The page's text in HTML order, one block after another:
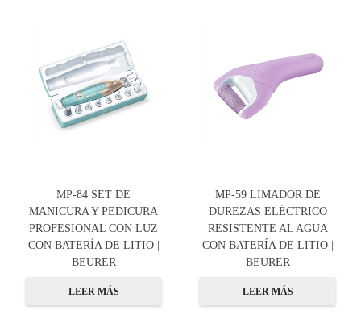
MP-84 SET DE
MANICURA Y PEDICURA
PROFESIONAL CON LUZ
CON BATERÍA DE LITIO |
BEURER
LEER MÁS
MP-59 LIMADOR DE
DUREZAS ELÉCTRICO
RESISTENTE AL AGUA
CON BATERÍA DE LITIO |
BEURER
LEER MÁS